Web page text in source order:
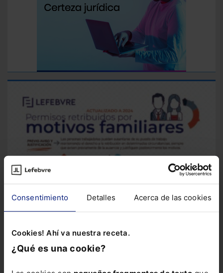
Consentimiento Detalles Acerca de las cookies
Cookies! Ahí va nuestra receta.
¿Qué es una cookie?